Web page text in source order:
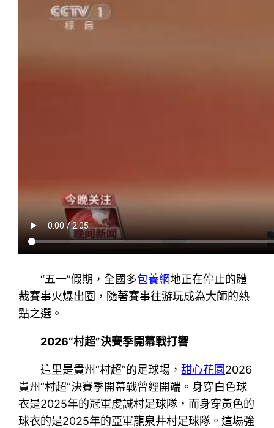
“五一”假期，全國多包養網地正在停止的體
裁賽事火爆出圈，隨著賽事往游玩成為大師的熱
點之選。
2026“村超”決賽季開幕戰打響
這里是貴州“村超”的足球場，甜心花園2026
貴州“村超”決賽季開幕戰曾經開端。身穿白色球
衣是2025年的冠軍虔誠村足球隊，而身穿黃色的
球衣的是2025年的亞軍龍泉井村足球隊。這場強